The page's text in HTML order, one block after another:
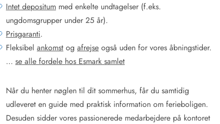
Intet depositum med enkelte undtagelser (f.eks.
ungdomsgrupper under 25 år).
Prisgaranti.
Fleksibel ankomst og afrejse også uden for vores åbningstider.
… se alle fordele hos Esmark samlet
Når du henter nøglen til dit sommerhus, får du samtidig
udleveret en guide med praktisk information om ferieboligen.
Desuden sidder vores passionerede medarbejdere på kontoret